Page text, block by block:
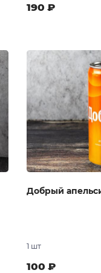
190 ₽
Добрый
1 шт
100 ₽